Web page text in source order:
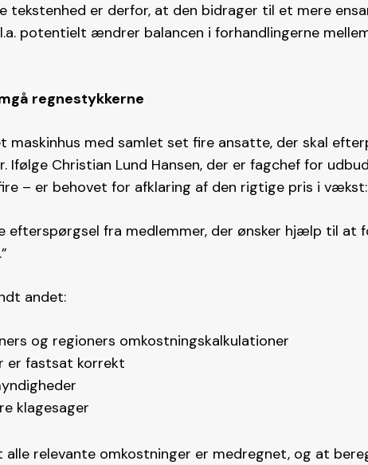
tekstenhed er derfor, at den bidrager til et mere
potentielt ændrer balancen i forhandlingerne
regnestykkerne
maskinhus med samlet set fire ansatte, der skal
Ifølge Christian Lund Hansen, der er fagchef for
– er behovet for afklaring af den rigtige pris i vækst:
efterspørgsel fra medlemmer, der ønsker hjælp til at
andet:
og regioners omkostningskalkulationer
er fastsat korrekt
klagesager
alle relevante omkostninger er medregnet, og at